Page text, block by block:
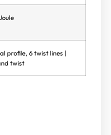
profile, 6 twist lines |
twist